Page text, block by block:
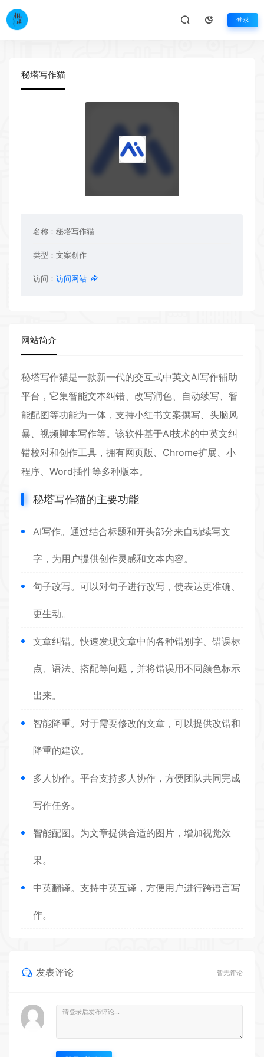
登录
秘塔写作猫
名称： 秘塔写作猫
类型： 文案创作
访问： 访问网站
网站简介
秘塔写作猫是一款新一代的交互式中英文AI写作辅助
平台，它集智能文本纠错、改写润色、自动续写、智
能配图等功能为一体，支持小红书文案撰写、头脑风
暴、视频脚本写作等。该软件基于AI技术的中英文纠
错校对和创作工具，拥有网页版、Chrome扩展、小
程序、Word插件等多种版本。
秘塔写作猫的主要功能
AI写作。通过结合标题和开头部分来自动续写文
字，为用户提供创作灵感和文本内容。
句子改写。可以对句子进行改写，使表达更准确、
更生动。
文章纠错。快速发现文章中的各种错别字、错误标
点、语法、搭配等问题，并将错误用不同颜色标示
出来。
智能降重。对于需要修改的文章，可以提供改错和
降重的建议。
多人协作。平台支持多人协作，方便团队共同完成
写作任务。
智能配图。为文章提供合适的图片，增加视觉效
果。
中英翻译。支持中英互译，方便用户进行跨语言写
作。
发表评论 暂无评论